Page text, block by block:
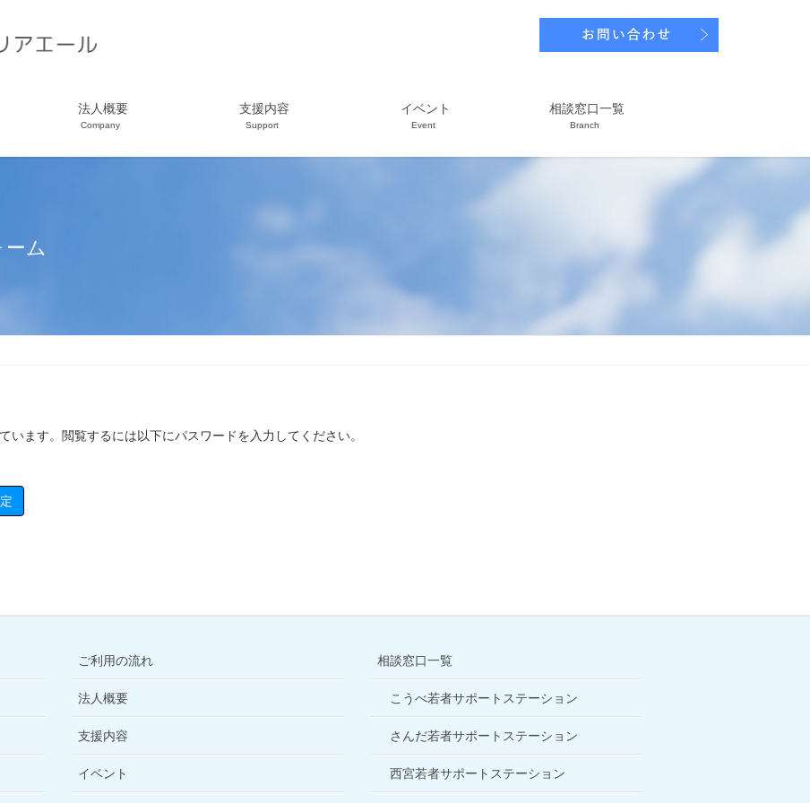
法人概要
Company
支援内容
Support
イベント
Event
相談窓口一覧
Branch
ム
います。閲覧するには以下にパスワードを入力してください。
ご利用の流れ
法人概要
支援内容
イベント
相談窓口一覧
こうべ若者サポートステーション
さんだ若者サポートステーション
西宮若者サポートステーション